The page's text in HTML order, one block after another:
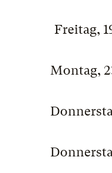
Freitag,
Montag,